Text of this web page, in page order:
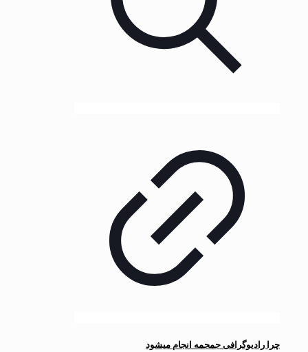
چرا رادیوگرافی جمجمه انجام میشود